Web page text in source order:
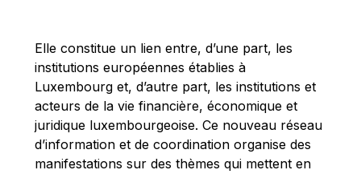
Michael Sohlman
Michel Goedert
Mireille Delmas-Marty
Nobuo Tanaka
Otmar Issing
Elle constitue un lien entre, d’une part, les
institutions européennes établies à
Luxembourg et, d’autre part, les institutions et
acteurs de la vie financière, économique et
juridique luxembourgeoise. Ce nouveau réseau
d’information et de coordination organise des
manifestations sur des thèmes qui mettent en